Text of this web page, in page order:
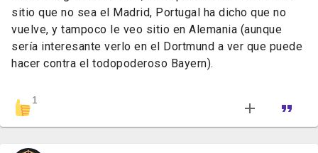
sitio que no sea el Madrid, Portugal ha dicho que no
vuelve, y tampoco le veo sitio en Alemania (aunque
sería interesante verlo en el Dortmund a ver que puede
hacer contra el todopoderoso Bayern).
1